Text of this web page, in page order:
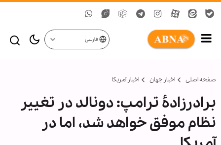
فارسی
صفحه اصلی اخبار جهان اخبار آمریکا
برادرزادۀ ترامپ: دونالد در تغییر
نظام موفق خواهد شد، اما در